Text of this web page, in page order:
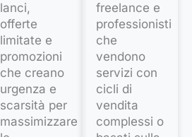
lanci,
offerte
limitate e
promozioni
che creano
urgenza e
scarsità per
massimizzare
freelance e
professionisti
che
vendono
servizi con
cicli di
vendita
complessi o